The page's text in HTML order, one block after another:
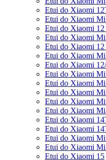
Etui do Xiaomi
Etui do Xiaomi
Etui do Xiaomi 12
Etui do Xiaomi
Etui do Xiaomi
Etui do Xiaomi Mi
Etui do Xiaomi
Etui do Xiaomi
Etui do Xiaomi
Etui do Xiaomi
Etui do Xiaomi
Etui do Xiaomi Mi
Etui do Xiaomi
Etui do Xiaomi
Etui do Xiaomi
Etui do Xiaomi
Etui do Xiaomi 15